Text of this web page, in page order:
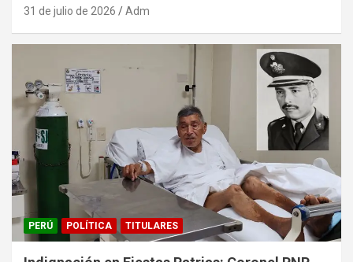
31 de julio de 2026 Adm
PERÚ POLÍTICA TITULARES